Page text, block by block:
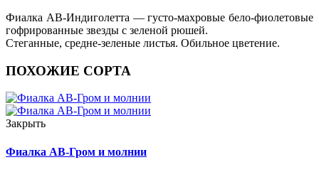
Фиалка АВ-Индиголетта — густо-махровые бело-фиолетовые
гофрированные звезды с зеленой рюшей.
Стеганные, средне-зеленые листья. Обильное цветение.
ПОХОЖИЕ СОРТА
Закрыть
Фиалка АВ-Гром и молнии